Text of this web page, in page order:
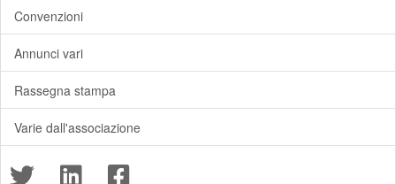
Convenzioni
Annunci vari
Rassegna stampa
Varie dall'associazione